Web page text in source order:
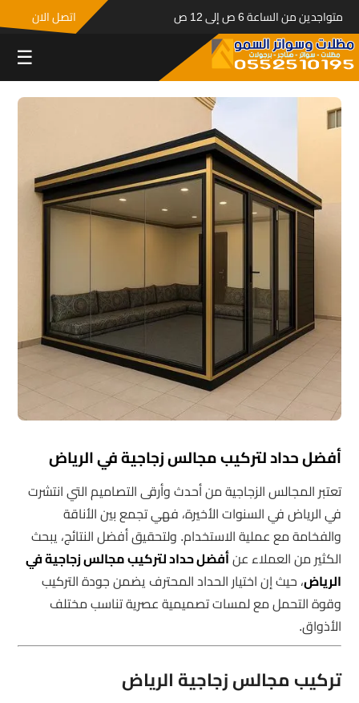
متواجدين من الساعة 6 ص إلى 12 ص اتصل الان
☰
أفضل حداد لتركيب مجالس زجاجية في الرياض
تعتبر المجالس الزجاجية من أحدث وأرقى التصاميم التي انتشرت
في الرياض في السنوات الأخيرة، فهي تجمع بين الأناقة
والفخامة مع عملية الاستخدام. ولتحقيق أفضل النتائج، يبحث
الكثير من العملاء عنأفضل حداد لتركيب مجالس زجاجية في
الرياض، حيث إن اختيار الحداد المحترف يضمن جودة التركيب
وقوة التحمل مع لمسات تصميمية عصرية تناسب مختلف
الأذواق.
تركيب مجالس زجاجية الرياض